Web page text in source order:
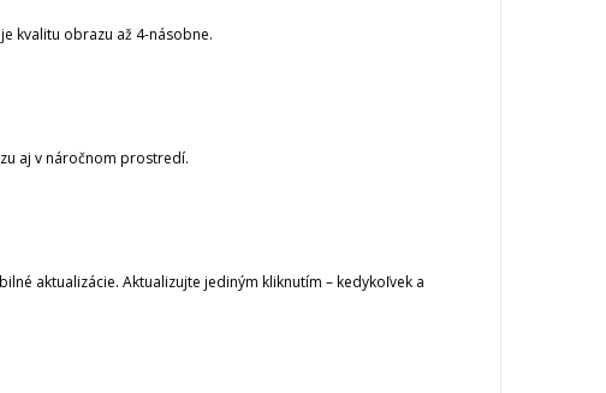
kvalitu obrazu až 4-násobne.
aj v náročnom prostredí.
aktualizácie. Aktualizujte jediným kliknutím – kedykoľvek a